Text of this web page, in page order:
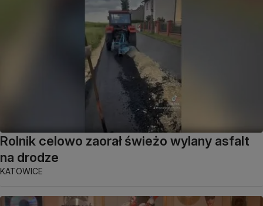
Rolnik celowo zaorał świeżo wylany asfalt
na drodze
KATOWICE